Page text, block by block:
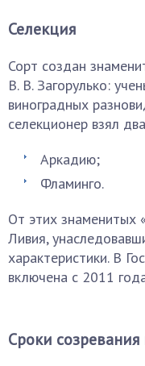
Селекция
Сорт создан
В. В. Загорулько:
виноградных
селекционер взял
Аркадию;
Фламинго.
От этих знаменитых
Ливия,
характеристики. В
включена с 2011
Сроки